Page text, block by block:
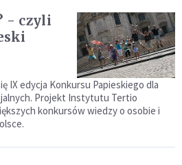
- czyli
IX edycja Konkursu Papieskiego dla
Projekt Instytutu Tertio
konkursów wiedzy o osobie i